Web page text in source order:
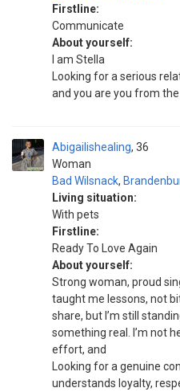
Firstline:
Communicate
About yourself:
I am Stella
Looking for a serious
and you are you from
Abigailishealing
Woman
36
Bad Wilsnack,
Living situation:
With pets
Firstline:
Ready To Love Again
About yourself:
Strong woman, proud
taught me lessons, not
share, but I’m still
something real. I’m not
effort, and
Looking for a genuine
understands loyalty,